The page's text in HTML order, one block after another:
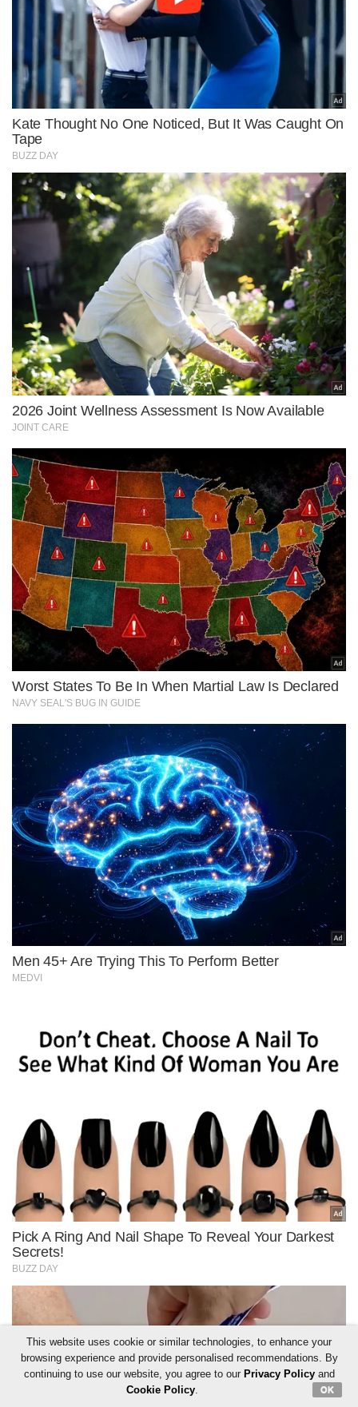
This website uses cookie or similar technologies, to enhance your
browsing experience and provide personalised recommendations. By
continuing to use our website, you agree to our Privacy Policyand
Cookie Policy. OK